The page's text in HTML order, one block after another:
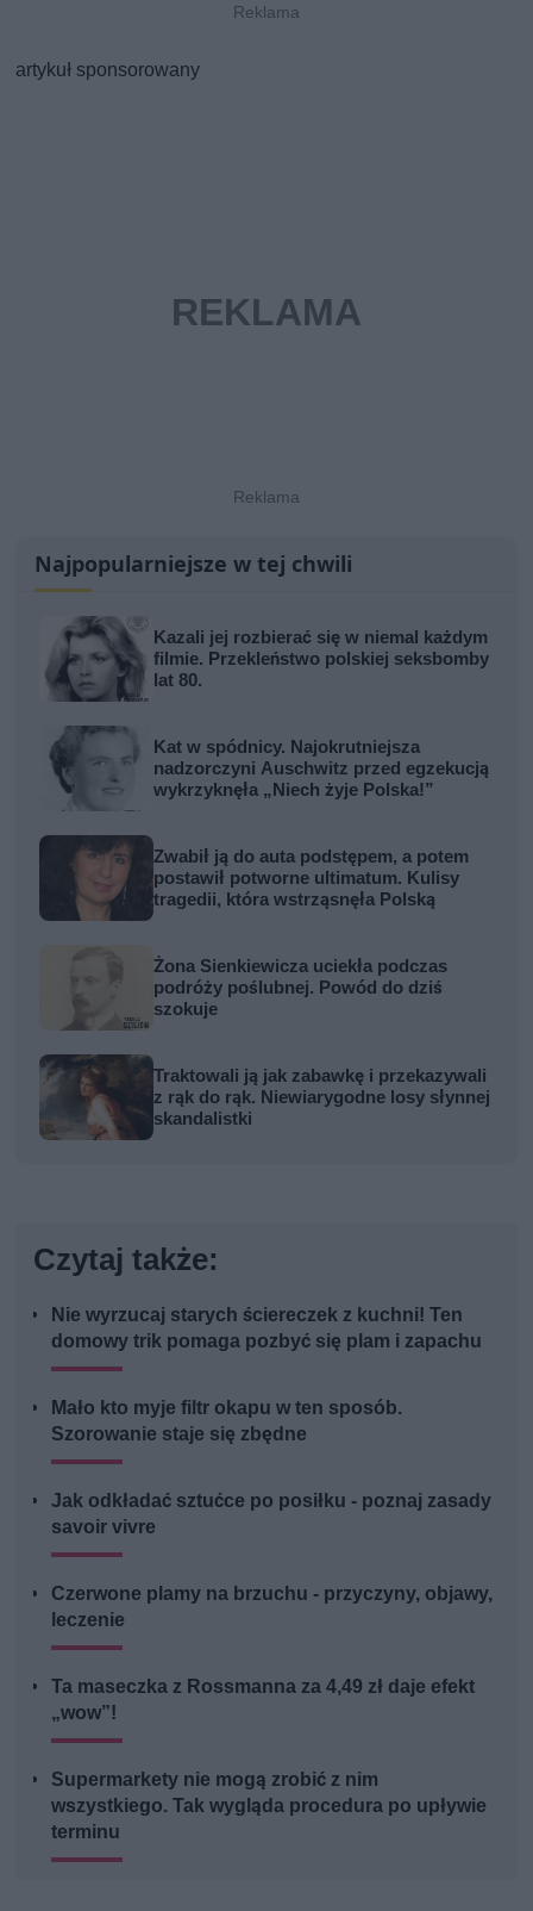
artykuł sponsorowany
Najpopularniejsze w tej chwili
Kazali jej rozbierać się w niemal każdym
filmie. Przekleństwo polskiej seksbomby
lat 80.
Kat w spódnicy. Najokrutniejsza
nadzorczyni Auschwitz przed egzekucją
wykrzyknęła „Niech żyje Polska!”
Zwabił ją do auta podstępem, a potem
postawił potworne ultimatum. Kulisy
tragedii, która wstrząsnęła Polską
Żona Sienkiewicza uciekła podczas
podróży poślubnej. Powód do dziś
szokuje
Traktowali ją jak zabawkę i przekazywali
z rąk do rąk. Niewiarygodne losy słynnej
skandalistki
Czytaj także:
Nie wyrzucaj starych ściereczek z kuchni! Ten
domowy trik pomaga pozbyć się plam i zapachu
Mało kto myje filtr okapu w ten sposób.
Szorowanie staje się zbędne
Jak odkładać sztućce po posiłku - poznaj zasady
savoir vivre
Czerwone plamy na brzuchu - przyczyny, objawy,
leczenie
Ta maseczka z Rossmanna za 4,49 zł daje efekt
„wow”!
Supermarkety nie mogą zrobić z nim
wszystkiego. Tak wygląda procedura po upływie
terminu